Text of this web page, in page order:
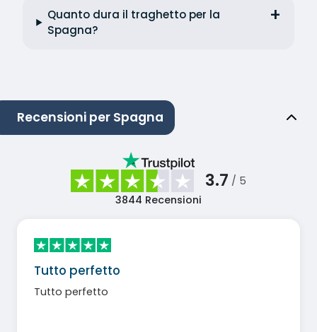
Quanto dura il traghetto per la
Spagna?
Recensioni per Spagna
3.7 / 5
3844 Recensioni
Tutto perfetto
Tutto perfetto